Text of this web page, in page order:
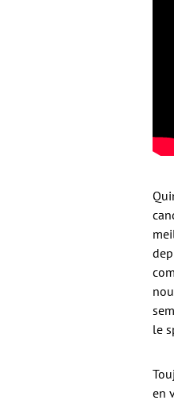
le
en